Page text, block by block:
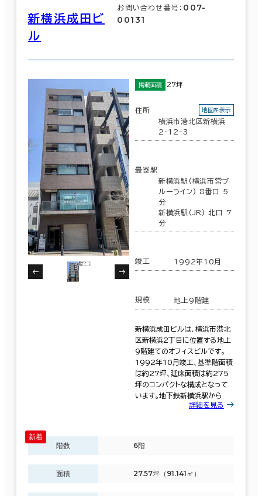
新横浜成田ビ
ル
お問い合わせ番号： 007-
00131
掲載面積 27坪
住所
横浜市港北区新横浜
2-12-3
地図を表示
最寄駅
新横浜駅(横浜市営ブ
ルーライン) 8番口 5
分
新横浜駅(JR) 北口 7
分
竣工 1992年10月
規模 地上9階建
新横浜成田ビルは、横浜市港北
区新横浜2丁目に位置する地上
9階建てのオフィスビルです。
1992年10月竣工、基準階面積
は約27坪、延床面積は約275
坪のコンパクトな構成となって
います。地下鉄新横浜駅から
詳細を見る
階数 6階
面積 27.57坪（91.141㎡）